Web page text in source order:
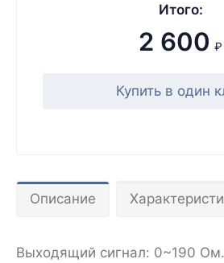
Итого:
2 600 ₽
Купить в один
Описание
Выходящий сигнал: 0~190 Ом.